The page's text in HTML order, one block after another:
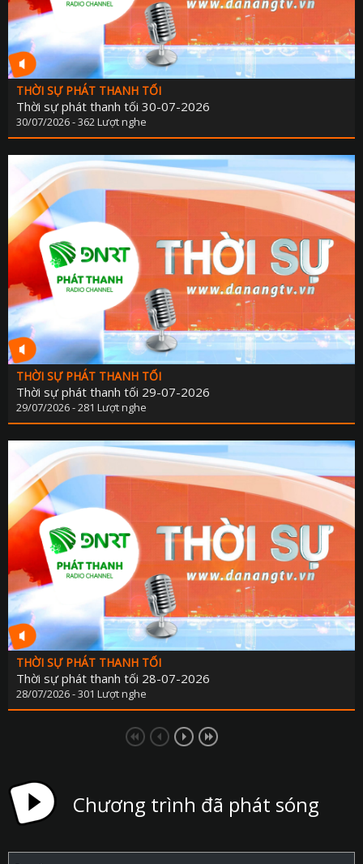
THỜI SỰ PHÁT THANH TỐI
Thời sự phát thanh tối 30-07-2026
30/07/2026 - 362 Lượt nghe
THỜI SỰ PHÁT THANH TỐI
Thời sự phát thanh tối 29-07-2026
29/07/2026 - 281 Lượt nghe
THỜI SỰ PHÁT THANH TỐI
Thời sự phát thanh tối 28-07-2026
28/07/2026 - 301 Lượt nghe
Chương trình đã phát sóng